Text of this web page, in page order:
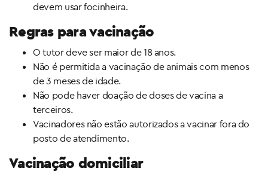
devem usar focinheira.
Regras para vacinação
O tutor deve ser maior de 18 anos.
Não é permitida a vacinação de animais com menos
de 3 meses de idade.
Não pode haver doação de doses de vacina a
terceiros.
Vacinadores não estão autorizados a vacinar fora do
posto de atendimento.
Vacinação domiciliar